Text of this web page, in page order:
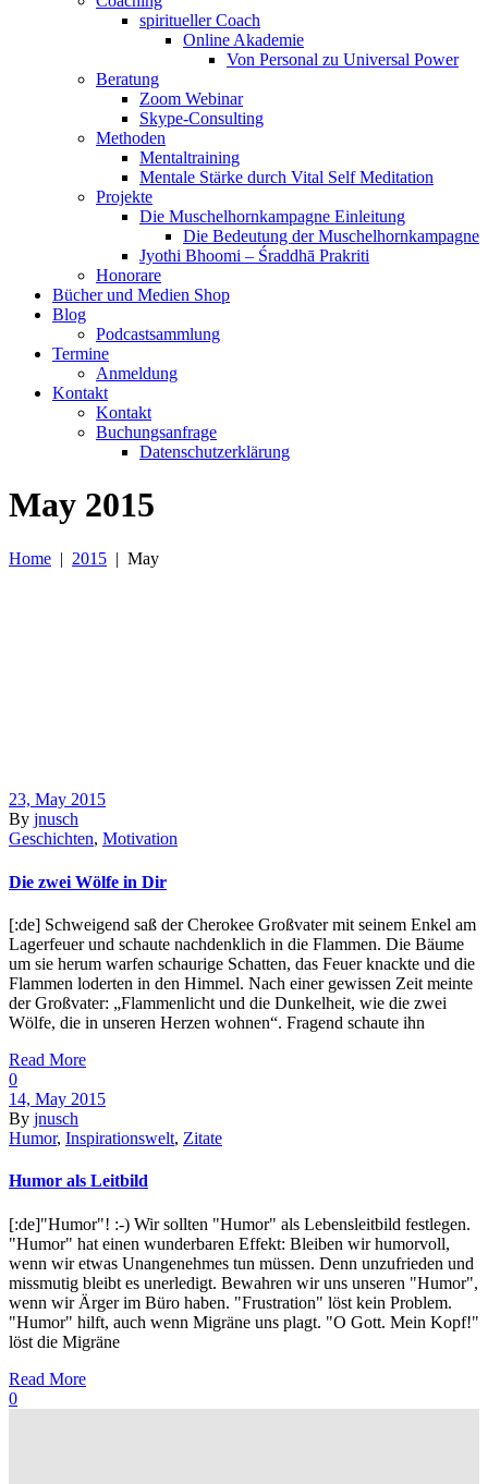
spiritueller Coach
Online Akademie
Von Personal zu Universal Power
Beratung
Zoom Webinar
Skype-Consulting
Methoden
Mentaltraining
Mentale Stärke durch Vital Self Meditation
Projekte
Die Muschelhornkampagne Einleitung
Die Bedeutung der Muschelhornkampagne
Jyothi Bhoomi – Śraddhā Prakriti
Honorare
Bücher und Medien Shop
Blog
Podcastsammlung
Termine
Anmeldung
Kontakt
Kontakt
Buchungsanfrage
Datenschutzerklärung
May 2015
Home | 2015 | May
23, May 2015
By jnusch
Geschichten, Motivation
Die zwei Wölfe in Dir
[:de] Schweigend saß der Cherokee Großvater mit seinem Enkel am
Lagerfeuer und schaute nachdenklich in die Flammen. Die Bäume
um sie herum warfen schaurige Schatten, das Feuer knackte und die
Flammen loderten in den Himmel. Nach einer gewissen Zeit meinte
der Großvater: „Flammenlicht und die Dunkelheit, wie die zwei
Wölfe, die in unseren Herzen wohnen“. Fragend schaute ihn
Read More
0
14, May 2015
By jnusch
Humor, Inspirationswelt, Zitate
Humor als Leitbild
[:de]"Humor"! :-) Wir sollten "Humor" als Lebensleitbild festlegen.
"Humor" hat einen wunderbaren Effekt: Bleiben wir humorvoll,
wenn wir etwas Unangenehmes tun müssen. Denn unzufrieden und
missmutig bleibt es unerledigt. Bewahren wir uns unseren "Humor",
wenn wir Ärger im Büro haben. "Frustration" löst kein Problem.
"Humor" hilft, auch wenn Migräne uns plagt. "O Gott. Mein Kopf!"
löst die Migräne
Read More
0